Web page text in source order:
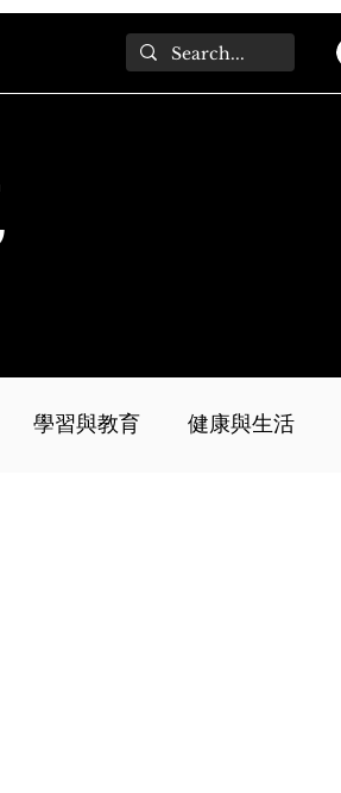
學習與教育 健康與生活